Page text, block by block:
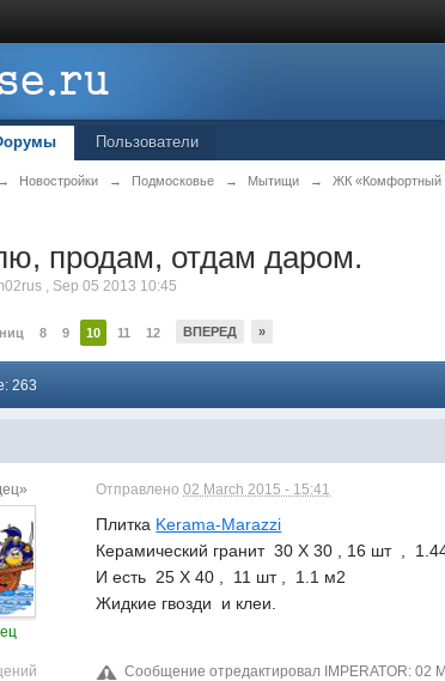
Пользователи
→ Новостройки → Подмосковье → Мытищи → ЖК «Комфортный
продам, отдам даром.
, Sep 05 2013 10:45
8 9 10 11 12 ВПЕРЕД »
263
Отправлено02 March 2015 - 15:41
Плитка Kerama-Marazzi
Керамический гранит 30 Х 30 , 16 шт ,
И есть 25 Х 40 , 11 шт , 1.1 м2
Жидкие гвозди и клеи.
Сообщение отредактировал IMPERATOR: 02